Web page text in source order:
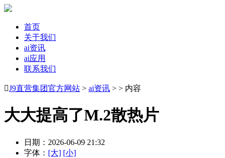
首页
关于我们
ai资讯
ai应用
联系我们
J9直营集团官方网站 > ai资讯 > > 内容
大大提高了M.2散热片
日期：2026-06-09 21:32
字体： [大] [小]